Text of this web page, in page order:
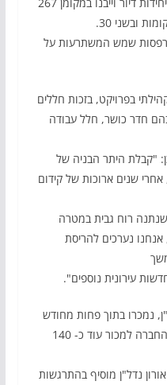
שמש המשתרעות על
בפרויקט, בזכות חללים
חדר כושר, חלל עבודה
"קבלת היתר הבניה של
שנים ארוכות של קידום
רוח גבית במטרה
נערכים להריסת
עירונית נוספים".
נמכרו בתוך פחות מחודש
כ-50 דירות בפרויקט, וכעת נערכת החברה למכור עוד כ- 140
נדל"ן מוסיף בהתרגשות